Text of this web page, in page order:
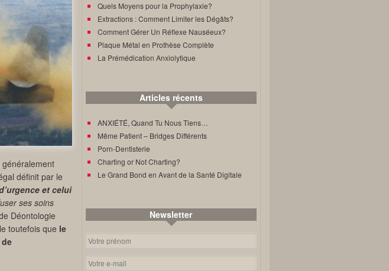
généralement
définit par le
et celui
ses soins
Déontologie
toutefois que le
Quels Moyens pour la Prophylaxie?
Extractions : Comment Limiter les Dégâts?
Comment Gérer Un Réflexe Nauséeux?
Plaque Métal en Prothèse Complète
La Prémédication Anxiolytique
Articles récents
ANXIÉTÉ, Quand Tu Nous Tiens…
Même Patient – Bridges Différents
Porn-Dentisterie
Charting or Not Charting?
Le Grand Bond en Avant de la Santé Digitale
Newsletter